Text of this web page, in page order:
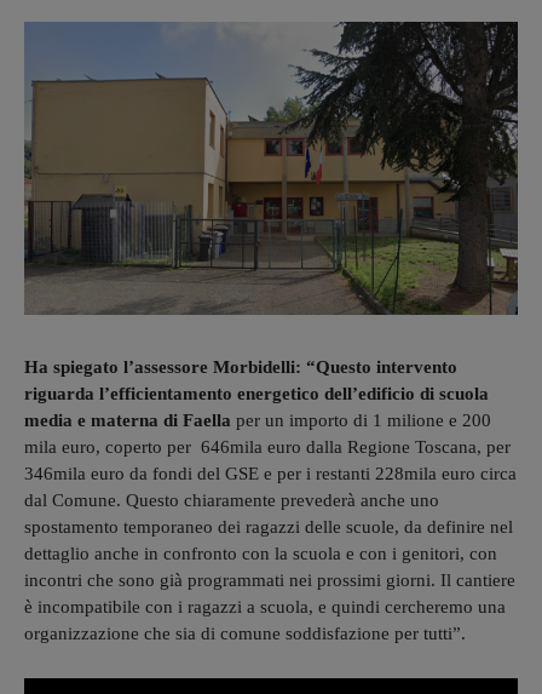
Ha spiegato l’assessore Morbidelli: “Questo intervento
riguarda l’efficientamento energetico dell’edificio di scuola
media e materna di Faella per un importo di 1 milione e 200
mila euro, coperto per 646mila euro dalla Regione Toscana, per
346mila euro da fondi del GSE e per i restanti 228mila euro circa
dal Comune. Questo chiaramente prevederà anche uno
spostamento temporaneo dei ragazzi delle scuole, da definire nel
dettaglio anche in confronto con la scuola e con i genitori, con
incontri che sono già programmati nei prossimi giorni. Il cantiere
è incompatibile con i ragazzi a scuola, e quindi cercheremo una
organizzazione che sia di comune soddisfazione per tutti”.